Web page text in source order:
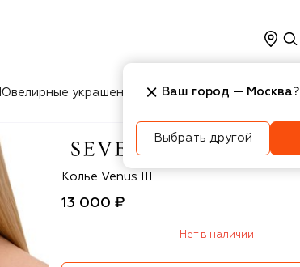
Ювелирные украшения Косметика Интерьер
Sevenworlds
Колье Venus III
13 000 ₽
Нет в наличии
Ваш город — Москва?
Выбрать другой